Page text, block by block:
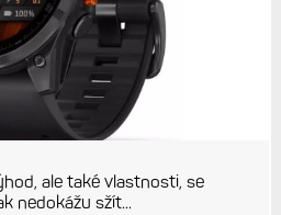
ale také vlastnosti, se
nedokážu sžít...